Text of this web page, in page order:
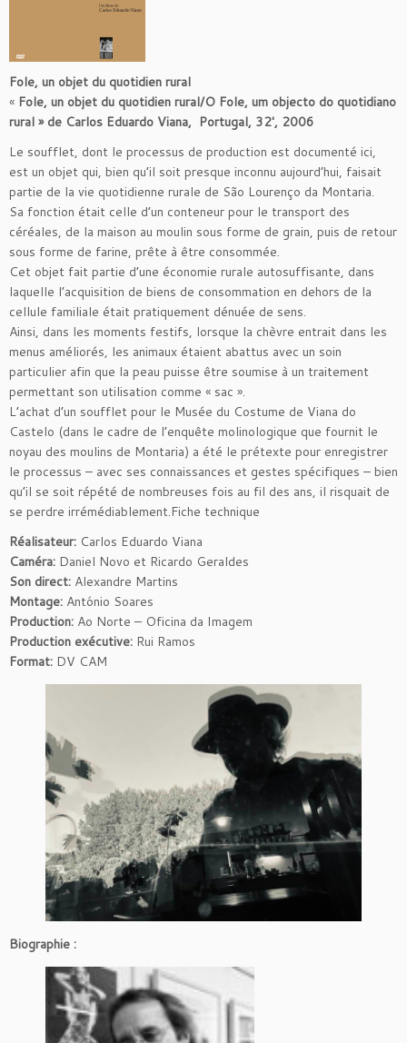
Fole, un objet du quotidien rural
« Fole, un objet du quotidien rural/O Fole, um objecto do quotidiano
rural » de Carlos Eduardo Viana, Portugal, 32′, 2006
Le soufflet, dont le processus de production est documenté ici,
est un objet qui, bien qu’il soit presque inconnu aujourd’hui, faisait
partie de la vie quotidienne rurale de São Lourenço da Montaria.
Sa fonction était celle d’un conteneur pour le transport des
céréales, de la maison au moulin sous forme de grain, puis de retour
sous forme de farine, prête à être consommée.
Cet objet fait partie d’une économie rurale autosuffisante, dans
laquelle l’acquisition de biens de consommation en dehors de la
cellule familiale était pratiquement dénuée de sens.
Ainsi, dans les moments festifs, lorsque la chèvre entrait dans les
menus améliorés, les animaux étaient abattus avec un soin
particulier afin que la peau puisse être soumise à un traitement
permettant son utilisation comme « sac ».
L’achat d’un soufflet pour le Musée du Costume de Viana do
Castelo (dans le cadre de l’enquête molinologique que fournit le
noyau des moulins de Montaria) a été le prétexte pour enregistrer
le processus – avec ses connaissances et gestes spécifiques – bien
qu’il se soit répété de nombreuses fois au fil des ans, il risquait de
se perdre irrémédiablement.Fiche technique
Réalisateur: Carlos Eduardo Viana
Caméra: Daniel Novo et Ricardo Geraldes
Son direct: Alexandre Martins
Montage: António Soares
Production: Ao Norte – Oficina da Imagem
Production exécutive: Rui Ramos
Format: DV CAM
Biographie :